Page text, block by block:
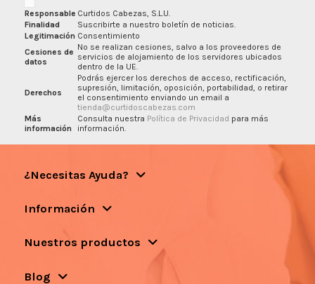
Responsable Curtidos Cabezas, S.L.U.
Finalidad
Suscribirte a nuestro boletín de noticias.
Legitimación Consentimiento
Cesiones de
datos
No se realizan cesiones, salvo a los proveedores de
servicios de alojamiento de los servidores ubicados
dentro de la UE.
Derechos
Podrás ejercer los derechos de acceso, rectificación,
supresión, limitación, oposición, portabilidad, o retirar
el consentimiento enviando un email a
tienda@curtidoscabezas.com
Más
información
Consulta nuestra Política de Privacidad para más
información.
¿Necesitas Ayuda?
Información
Nuestros productos
Blog